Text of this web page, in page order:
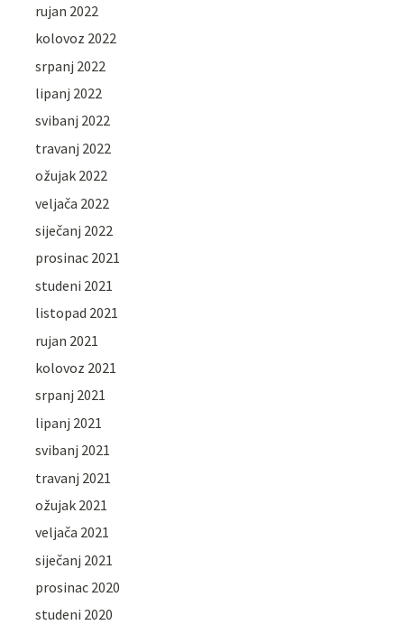
rujan 2022
kolovoz 2022
srpanj 2022
lipanj 2022
svibanj 2022
travanj 2022
ožujak 2022
veljača 2022
siječanj 2022
prosinac 2021
studeni 2021
listopad 2021
rujan 2021
kolovoz 2021
srpanj 2021
lipanj 2021
svibanj 2021
travanj 2021
ožujak 2021
veljača 2021
siječanj 2021
prosinac 2020
studeni 2020